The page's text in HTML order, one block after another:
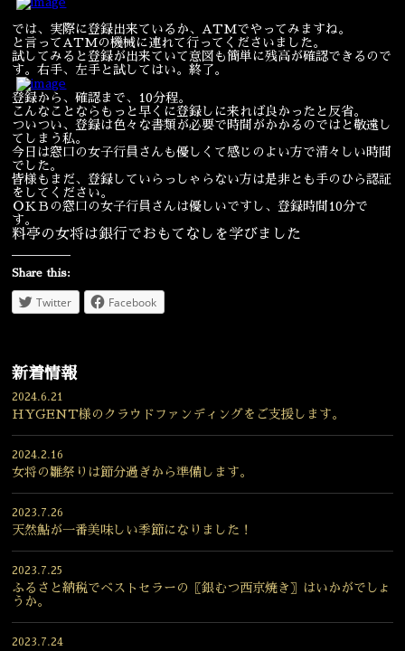
では、実際に登録出来ているか、ATMでやってみますね。
と言ってATMの機械に連れて行ってくださいました。
試してみると登録が出来ていて意図も簡単に残高が確認できるので
す。右手、左手と試してはい。終了。
登録から、確認まで、10分程。
こんなことならもっと早くに登録しに来れば良かったと反省。
ついつい、登録は色々な書類が必要で時間がかかるのではと敬遠し
てしまう私。
今日は窓口の女子行員さんも優しくて感じのよい方で清々しい時間
でした。
皆様もまだ、登録していらっしゃらない方は是非とも手のひら認証
をしてください。
ＯＫＢの窓口の女子行員さんは優しいですし、登録時間10分で
す。
料亭の女将は銀行でおもてなしを学びました
Share this:
Twitter Facebook
新着情報
2024.6.21
HYGENT様のクラウドファンディングをご支援します。
2024.2.16
女将の雛祭りは節分過ぎから準備します。
2023.7.26
天然鮎が一番美味しい季節になりました！
2023.7.25
ふるさと納税でベストセラーの〖銀むつ西京焼き〗はいかがでしょ
うか。
2023.7.24